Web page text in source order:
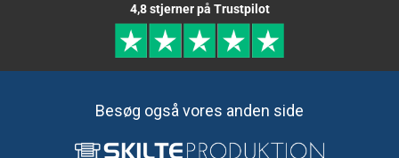
4,8 stjerner på Trustpilot
Besøg også vores anden side